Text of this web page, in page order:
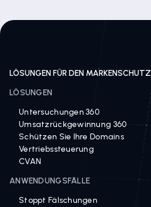
LÖSUNGEN FÜR DEN MARKENSCHUTZ
LÖSUNGEN
Untersuchungen 360
Umsatzrückgewinnung 360
Schützen Sie Ihre Domains
Vertriebssteuerung
CVAN
ANWENDUNGSFÄLLE
Stoppt Fälschungen